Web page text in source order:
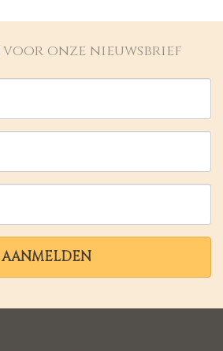
voor onze nieuwsbrief
AANMELDEN